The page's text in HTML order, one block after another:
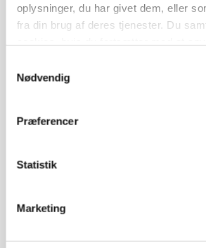
oplysninger, du har givet dem, eller
fra din brug af deres tjenester. Du
Nødvendig
Præferencer
Statistik
Marketing
store besparelser